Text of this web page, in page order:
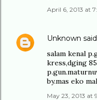
April 6, 2013 at
Unknown
salam kenal
kress,dging
by.mas eko
May 23, 2013 at